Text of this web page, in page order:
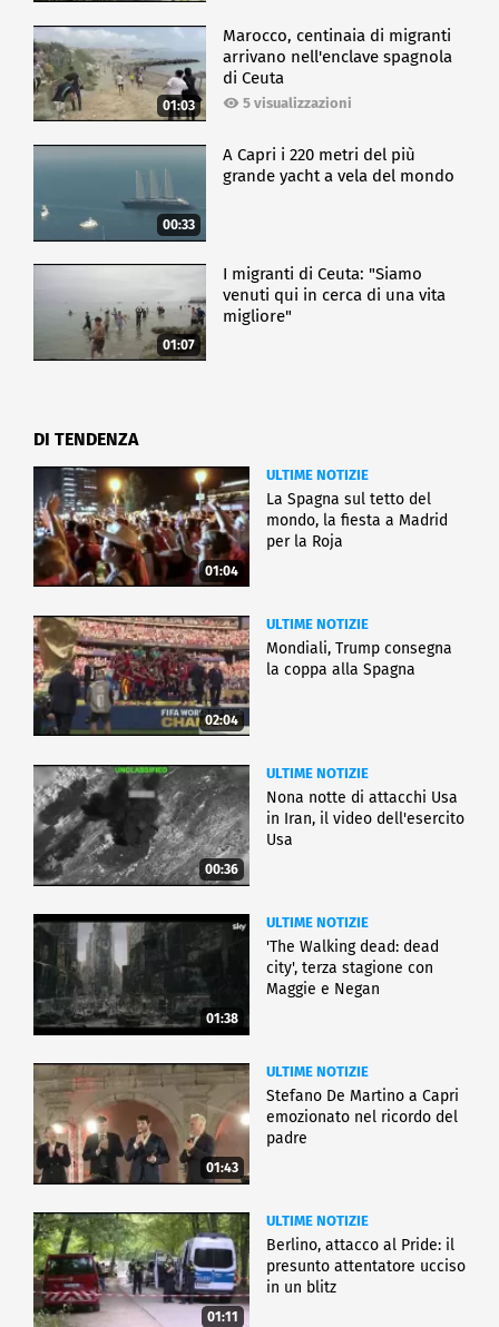
01:03
Marocco, centinaia di migranti
arrivano nell'enclave spagnola
di Ceuta
5 visualizzazioni
00:33
A Capri i 220 metri del più
grande yacht a vela del mondo
01:07
I migranti di Ceuta: "Siamo
venuti qui in cerca di una vita
migliore"
DI TENDENZA
01:04
ULTIME NOTIZIE
La Spagna sul tetto del
mondo, la fiesta a Madrid
per la Roja
02:04
ULTIME NOTIZIE
Mondiali, Trump consegna
la coppa alla Spagna
00:36
ULTIME NOTIZIE
Nona notte di attacchi Usa
in Iran, il video dell'esercito
Usa
01:38
ULTIME NOTIZIE
'The Walking dead: dead
city', terza stagione con
Maggie e Negan
01:43
ULTIME NOTIZIE
Stefano De Martino a Capri
emozionato nel ricordo del
padre
01:11
ULTIME NOTIZIE
Berlino, attacco al Pride: il
presunto attentatore ucciso
in un blitz